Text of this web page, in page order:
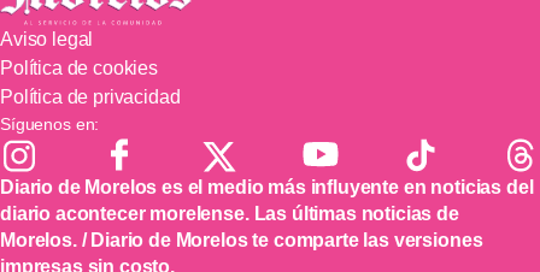
Aviso legal
Política de cookies
Política de privacidad
Síguenos en:
Diario de Morelos es el medio más influyente en noticias del
diario acontecer morelense. Las últimas noticias de
Morelos. / Diario de Morelos te comparte las versiones
impresas sin costo.